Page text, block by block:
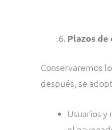
Plazos
Conservaremos
después, se
Usuarios